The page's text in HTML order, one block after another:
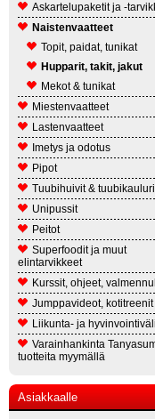
Askartelupaketit ja -
Naistenvaatteet
Topit, paidat, tunikat
Hupparit, takit, jakut
Mekot & tunikat
Miestenvaatteet
Lastenvaatteet
Imetys ja odotus
Pipot
Tuubihuivit &
Unipussit
Peitot
Superfoodit ja muut
elintarvikkeet
Kurssit, ohjeet,
Jumppavideot, kotitreenit
Liikunta- ja
Varainhankinta
tuotteita myymällä
Asiakkaalle